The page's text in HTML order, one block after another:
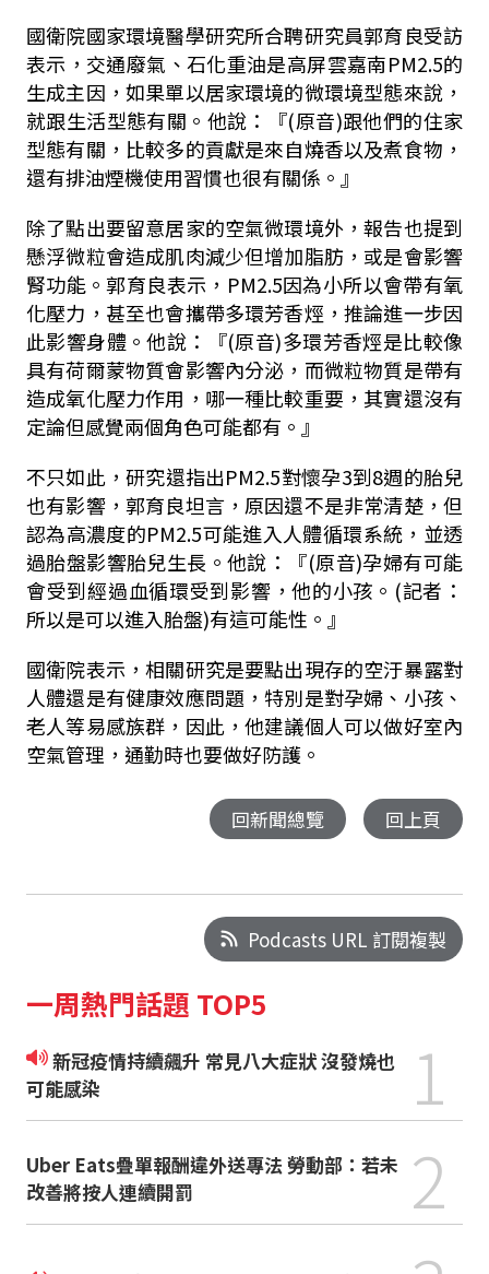
國衛院國家環境醫學研究所合聘研究員郭育良受訪
表示，交通廢氣、石化重油是高屏雲嘉南PM2.5的
生成主因，如果單以居家環境的微環境型態來說，
就跟生活型態有關。他說：『(原音)跟他們的住家
型態有關，比較多的貢獻是來自燒香以及煮食物，
還有排油煙機使用習慣也很有關係。』
除了點出要留意居家的空氣微環境外，報告也提到
懸浮微粒會造成肌肉減少但增加脂肪，或是會影響
腎功能。郭育良表示，PM2.5因為小所以會帶有氧
化壓力，甚至也會攜帶多環芳香烴，推論進一步因
此影響身體。他說：『(原音)多環芳香烴是比較像
具有荷爾蒙物質會影響內分泌，而微粒物質是帶有
造成氧化壓力作用，哪一種比較重要，其實還沒有
定論但感覺兩個角色可能都有。』
不只如此，研究還指出PM2.5對懷孕3到8週的胎兒
也有影響，郭育良坦言，原因還不是非常清楚，但
認為高濃度的PM2.5可能進入人體循環系統，並透
過胎盤影響胎兒生長。他說：『(原音)孕婦有可能
會受到經過血循環受到影響，他的小孩。(記者：
所以是可以進入胎盤)有這可能性。』
國衛院表示，相關研究是要點出現存的空汙暴露對
人體還是有健康效應問題，特別是對孕婦、小孩、
老人等易感族群，因此，他建議個人可以做好室內
空氣管理，通勤時也要做好防護。
回新聞總覽 回上頁
Podcasts URL 訂閱複製
一周熱門話題 TOP5
新冠疫情持續飆升 常見八大症狀 沒發燒也
可能感染
1
Uber Eats疊單報酬違外送專法 勞動部：若未
改善將按人連續開罰
2